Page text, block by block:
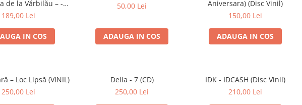
de la Vărbilău – -
(Disc Vinil)
189,00 Lei
IN COS
50,00 Lei
ADAUGA IN COS
Aniversara) (Disc Vinil)
150,00 Lei
ADAUGA IN COS
– Loc Lipsă (VINIL)
250,00 Lei
Delia - 7 (CD)
250,00 Lei
IDK - IDCASH (Disc Vinil)
210,00 Lei